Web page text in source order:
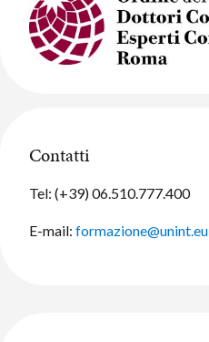
Contatti
Tel: (+39) 06.510.777.400
E-mail: formazione@unint.eu